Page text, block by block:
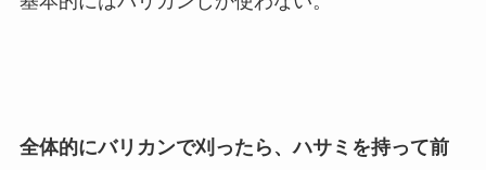
全体的にバリカンで刈ったら、ハサミを持って前